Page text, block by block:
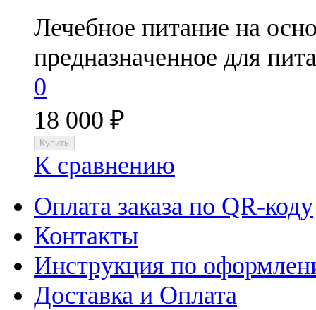
Лечебное питание на
предназначенное для
0
18 000 ₽
К сравнению
Оплата заказа по QR-коду
Контакты
Инструкция по
Доставка и Оплата